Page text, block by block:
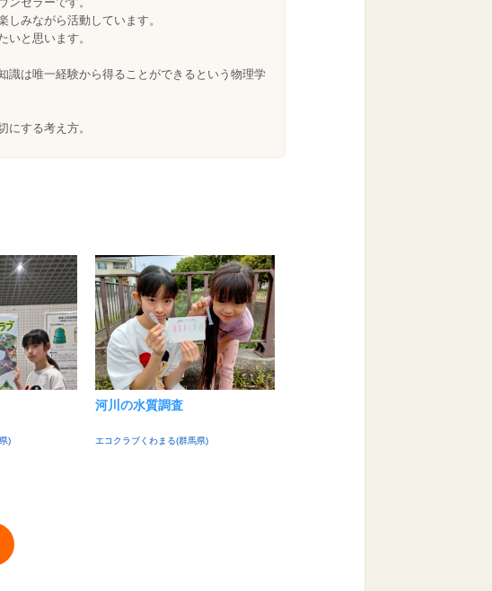
しみながら活動しています。
と思います。
識は唯一経験から得ることができるという物理学
する考え方。
)
河川の水質調査
エコクラブくわまる(群馬県)